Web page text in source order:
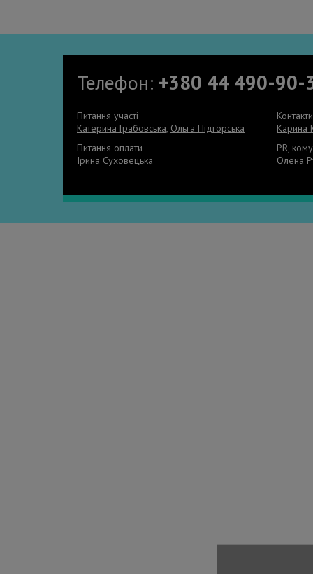
Телефон: +380 44 490-90-
Питання участі
Катерина Грабовська Ольга Підгорська
Карина
Питання оплати
Ірина Суховецька
PR,
Олена